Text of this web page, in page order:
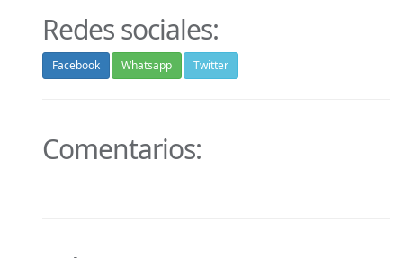
Redes sociales:
Facebook Whatsapp Twitter
Comentarios: